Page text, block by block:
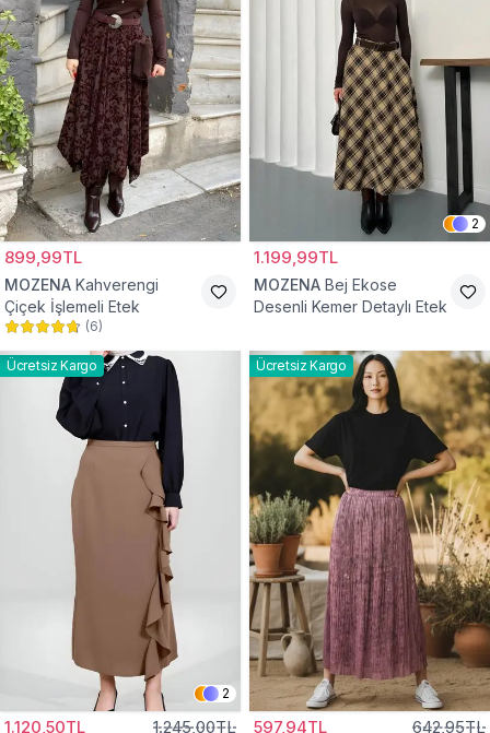
899,99TL
MOZENA Kahverengi
Çiçek İşlemeli Etek
(6)
2
1.199,99TL
MOZENA Bej Ekose
Desenli Kemer Detaylı Etek
Ücretsiz Kargo
2
1.120,50TL 1.245,00TL
Ücretsiz Kargo
597,94TL 642,95TL